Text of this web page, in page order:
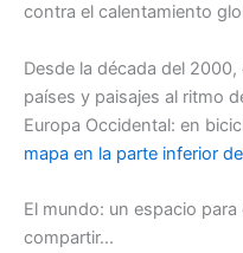
contra el calentamiento
Desde la década del
países y paisajes al ritmo
Europa Occidental: en
mapa en la parte inferior
El mundo: un espacio
compartir…